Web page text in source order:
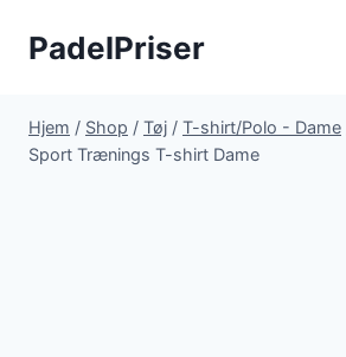
PadelPriser
Hjem / Shop / Tøj / T-shirt/Polo - Dame
Sport Trænings T-shirt Dame